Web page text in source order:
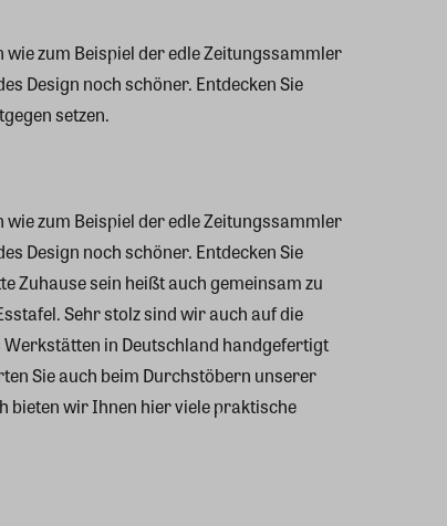
zum Beispiel der edle Zeitungssammler
Design noch schöner. Entdecken Sie
setzen.
zum Beispiel der edle Zeitungssammler
Design noch schöner. Entdecken Sie
Zuhause sein heißt auch gemeinsam zu
Sehr stolz sind wir auch auf die
in Deutschland handgefertigt
Sie auch beim Durchstöbern unserer
bieten wir Ihnen hier viele praktische